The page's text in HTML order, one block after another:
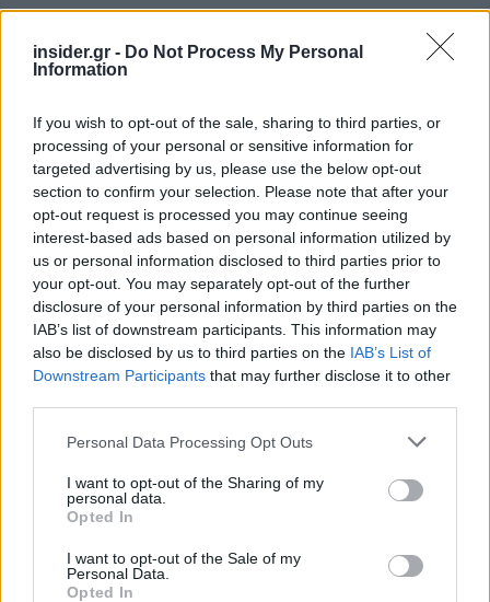
insider.gr - Do Not Process My Personal
Information
If you wish to opt-out of the sale, sharing to third parties, or
processing of your personal or sensitive information for
targeted advertising by us, please use the below opt-out
section to confirm your selection. Please note that after your
opt-out request is processed you may continue seeing
interest-based ads based on personal information utilized by
us or personal information disclosed to third parties prior to
your opt-out. You may separately opt-out of the further
disclosure of your personal information by third parties on the
IAB’s list of downstream participants. This information may
also be disclosed by us to third parties on the IAB’s List of
Downstream Participants that may further disclose it to other
Please note that this website/app uses one or more Google
not limited to your visit or usage behaviour. You may click to
grant or deny consent to Google and its third-party tags to
use your data for below specified purposes in below Google
consent section.
Personal Data Processing Opt Outs
I want to opt-out of the Sharing of my
personal data.
Opted In
I want to opt-out of the Sale of my
Personal Data.
Opted In
Στο πλαίσιο των θεματικών παρουσιάσεων: